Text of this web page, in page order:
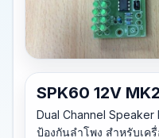
ไฟวิ่ง VU-Meter
ไฟวิ่ง VU-Meter แบบธรร
SPK60 12V MK2
Dual Channel
ป้องกันลำโพง สำหรับเค